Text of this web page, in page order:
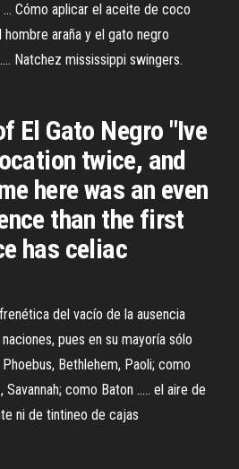
Cómo aplicar el aceite de coco
hombre araña y el gato negro
Natchez mississippi swingers.
El Gato Negro "Ive
twice, and
here was an even
than the first
has celiac
del vacío de la ausencia
pues en su mayoría sólo
Bethlehem, Paoli; como
como Baton ..... el aire de
ni de tintineo de cajas